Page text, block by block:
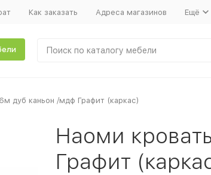
Как заказать Адреса магазинов Ещё
дуб каньон /мдф Графит (каркас)
Наоми
Графит